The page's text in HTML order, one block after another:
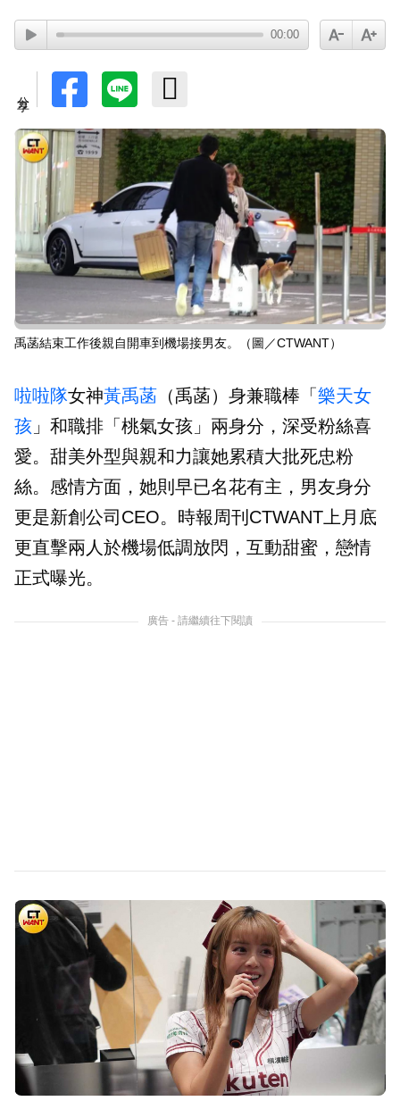
00:00
禹菡結束工作後親自開車到機場接男友。（圖／CTWANT）
啦啦隊女神黃禹菡 （禹菡）身兼職棒「 樂天女
孩 」和職排「桃氣女孩」兩身分，深受粉絲喜
愛。甜美外型與親和力讓她累積大批死忠粉
絲。感情方面，她則早已名花有主，男友身分
更是新創公司CEO。時報周刊CTWANT上月底
更直擊兩人於機場低調放閃，互動甜蜜，戀情
正式曝光。
廣告 - 請繼續往下閱讀